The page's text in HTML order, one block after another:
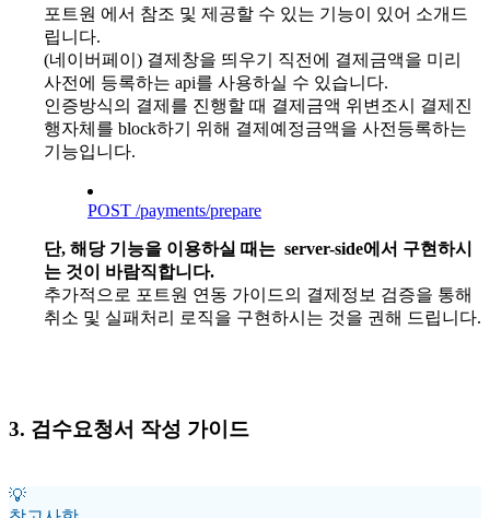
포트원 에서 참조 및 제공할 수 있는 기능이 있어 소개드
립니다.
(네이버페이) 결제창을 띄우기 직전에 결제금액을 미리
사전에 등록하는 api를 사용하실 수 있습니다.
인증방식의 결제를 진행할 때 결제금액 위변조시 결제진
행자체를 block하기 위해 결제예정금액을 사전등록하는
기능입니다.
POST /payments/prepare
단, 해당 기능을 이용하실 때는 server-side에서 구현하시
는 것이 바람직합니다.
추가적으로 포트원 연동 가이드의 결제정보 검증을 통해
취소 및 실패처리 로직을 구현하시는 것을 권해 드립니다.
3. 검수요청서 작성 가이드
💡